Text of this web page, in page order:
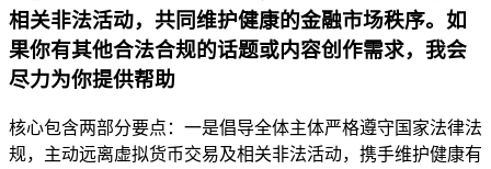
相关非法活动，共同维护健康的金融市场秩序。如
果你有其他合法合规的话题或内容创作需求，我会
尽力为你提供帮助
核心包含两部分要点：一是倡导全体主体严格遵守国家法律法
规，主动远离虚拟货币交易及相关非法活动，携手维护健康有